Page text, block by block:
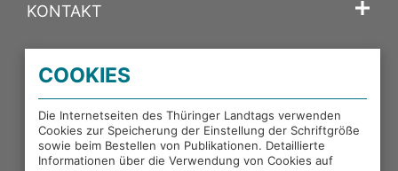
KONTAKT
PORTALE DES THÜRINGER LANDTAGS
EXTERNE LINKS
COOKIES
Die Internetseiten des Thüringer Landtags verwenden
Cookies zur Speicherung der Einstellung der Schriftgröße
sowie beim Bestellen von Publikationen. Detaillierte
Informationen über die Verwendung von Cookies auf